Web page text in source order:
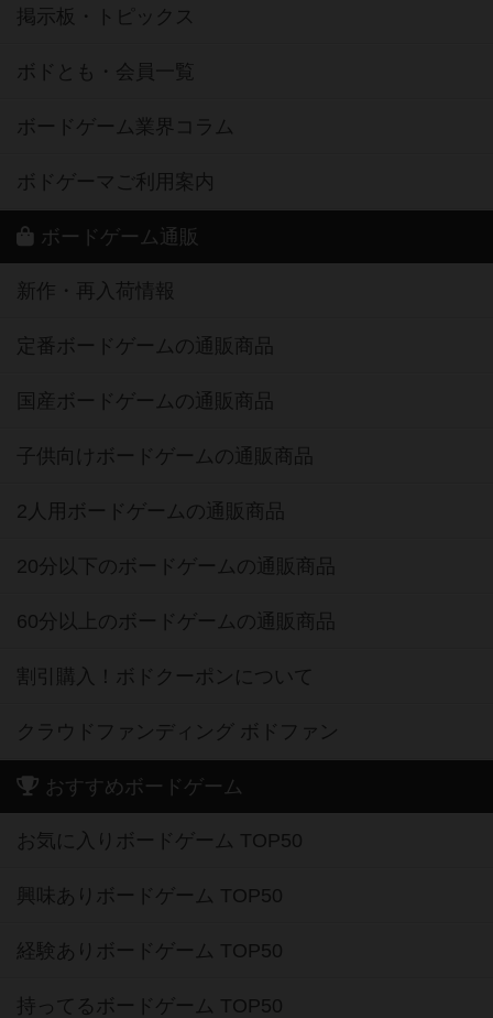
掲示板・トピックス
ボドとも・会員一覧
ボードゲーム業界コラム
ボドゲーマご利用案内
ボードゲーム通販
新作・再入荷情報
定番ボードゲームの通販商品
国産ボードゲームの通販商品
子供向けボードゲームの通販商品
2人用ボードゲームの通販商品
20分以下のボードゲームの通販商品
60分以上のボードゲームの通販商品
割引購入！ボドクーポンについて
クラウドファンディング ボドファン
おすすめボードゲーム
お気に入りボードゲーム TOP50
興味ありボードゲーム TOP50
経験ありボードゲーム TOP50
持ってるボードゲーム TOP50